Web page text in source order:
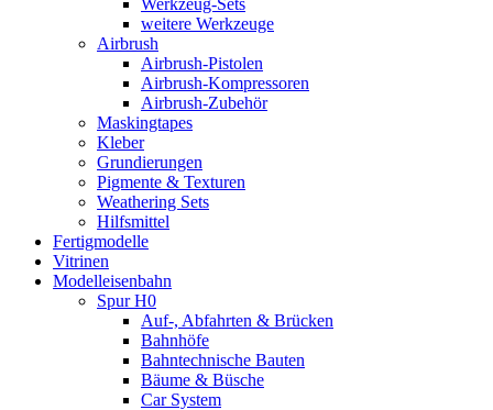
Werkzeug-Sets
weitere Werkzeuge
Airbrush
Airbrush-Pistolen
Airbrush-Kompressoren
Airbrush-Zubehör
Maskingtapes
Kleber
Grundierungen
Pigmente & Texturen
Weathering Sets
Hilfsmittel
Fertigmodelle
Vitrinen
Modelleisenbahn
Spur H0
Auf-, Abfahrten & Brücken
Bahnhöfe
Bahntechnische Bauten
Bäume & Büsche
Car System